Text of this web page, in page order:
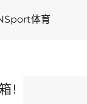
体育
!